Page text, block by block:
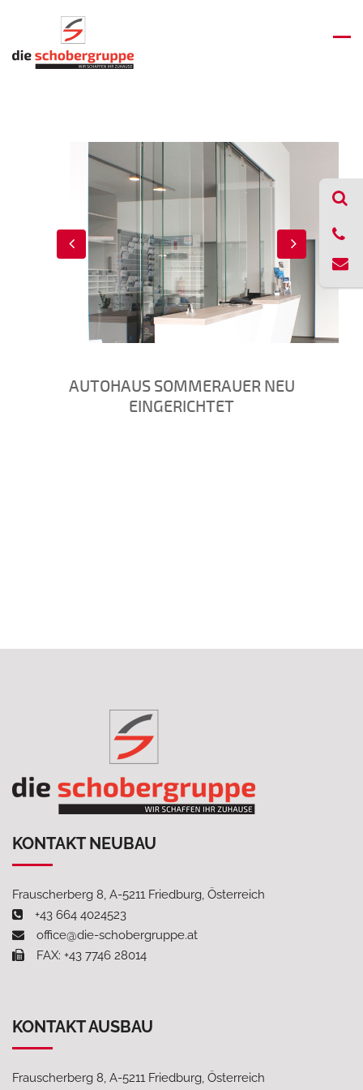
AUTOHAUS SOMMERAUER NEU
EINGERICHTET
KONTAKT NEUBAU
Frauscherberg 8, A-5211 Friedburg, Österreich
+43 664 4024523
office@die-schobergruppe.at
FAX: +43 7746 28014
KONTAKT AUSBAU
Frauscherberg 8, A-5211 Friedburg, Österreich